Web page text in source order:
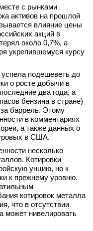
с рынками
активов на прошлой
влияние цены
акций в
около 0,7%, а
укрепившемуся курсу
успела подешеветь до
о росте добычи в
два года, а
бензина в стране)
баррель. Этому
в комментариях
а также данных о
в США.
несколько
Котировки
унцию, но к
к прежнему уровню.
котировок металла
что в отсутствии
может нивелировать